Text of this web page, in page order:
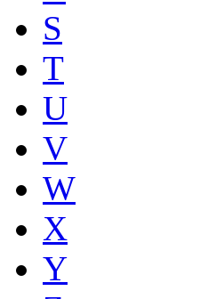
S
T
U
V
W
X
Y